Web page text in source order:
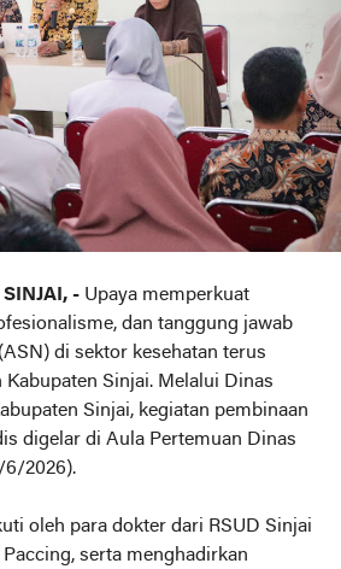
- Upaya memperkuat
dan tanggung jawab
di sektor kesehatan terus
Sinjai. Melalui Dinas
Sinjai, kegiatan pembinaan
digelar di Aula Pertemuan Dinas
6/2026).
oleh para dokter dari RSUD Sinjai
serta menghadirkan